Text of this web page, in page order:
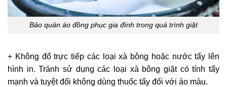
Bảo quản áo đồng phục gia đình trong quá trình giặt
+ Không đổ trực tiếp các loại xà bông hoặc nước tẩy lên
hình in. Tránh sử dụng các loại xà bông giặt có tính tẩy
mạnh và tuyệt đối không dùng thuốc tẩy đối với áo màu.